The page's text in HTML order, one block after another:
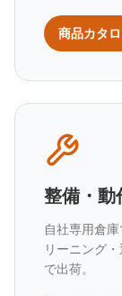
商品カタ
整備・動
自社専用倉
リーニング
で出荷。